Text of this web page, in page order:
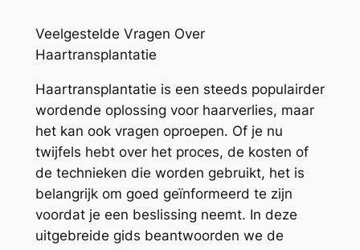
Veelgestelde Vragen Over
Haartransplantatie
Haartransplantatie is een steeds populairder
wordende oplossing voor haarverlies, maar
het kan ook vragen oproepen. Of je nu
twijfels hebt over het proces, de kosten of
de technieken die worden gebruikt, het is
belangrijk om goed geïnformeerd te zijn
voordat je een beslissing neemt. In deze
uitgebreide gids beantwoorden we de